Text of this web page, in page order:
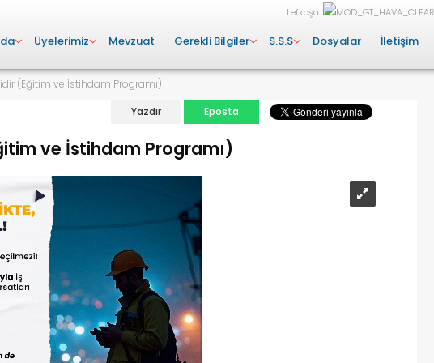
Lefkoşa
Üyelerimiz Mevzuat Gerekli Bilgiler S.S.S Dosyalar İletişim
(Eğitim ve İstihdam Programı)
Yazdır Eposta
ve İstihdam Programı)